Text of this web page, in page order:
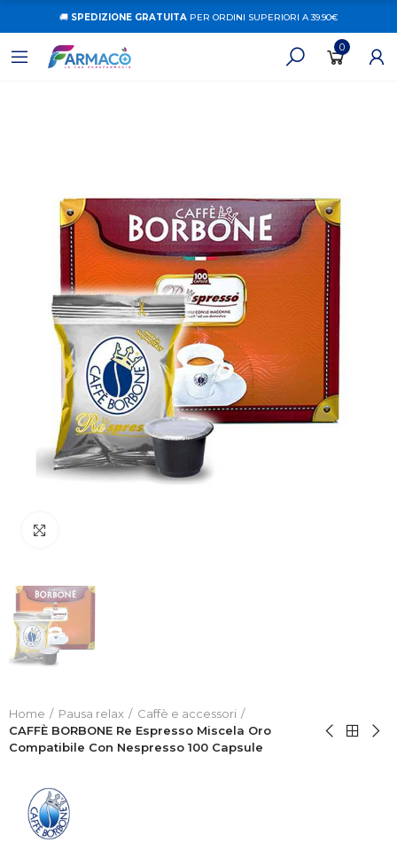
🚚 SPEDIZIONE GRATUITAPER ORDINI SUPERIORI A 39.90€
0
Home Pausa relax
Caffè e accessori
CAFFÈ BORBONE Re Espresso Miscela Oro
Compatibile Con Nespresso 100 Capsule